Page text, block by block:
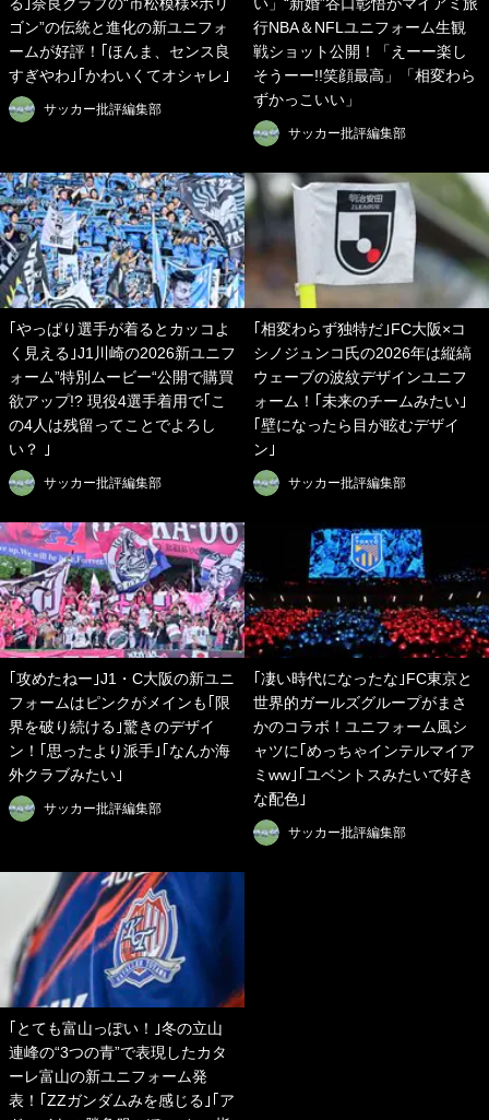
ゴン”の伝統と進化の新ユニフォ
ームが好評！｢ほんま、センス良
すぎやわ｣｢かわいくてオシャレ｣
サッカー批評編集部
行NBA＆NFLユニフォーム生観
戦ショット公開！「えーー楽し
そうーー!!笑顔最高」「相変わら
ずかっこいい」
サッカー批評編集部
｢やっぱり選手が着るとカッコよ
く見える｣J1川崎の2026新ユニフ
ォーム”特別ムービー“公開で購買
欲アップ!? 現役4選手着用で｢こ
の4人は残留ってことでよろし
い？ ｣
サッカー批評編集部
｢相変わらず独特だ｣FC大阪×コ
シノジュンコ氏の2026年は縦縞
ウェーブの波紋デザインユニフ
ォーム！｢未来のチームみたい｣
｢壁になったら目が眩むデザイ
ン｣
サッカー批評編集部
｢攻めたねー｣J1・C大阪の新ユニ
フォームはピンクがメインも｢限
界を破り続ける｣驚きのデザイ
ン！｢思ったより派手｣｢なんか海
外クラブみたい｣
サッカー批評編集部
｢凄い時代になったな｣FC東京と
世界的ガールズグループがまさ
かのコラボ！ユニフォーム風シ
ャツに｢めっちゃインテルマイア
ミww｣｢ユベントスみたいで好き
な配色｣
サッカー批評編集部
｢とても富山っぽい！｣冬の立山
連峰の“3つの青”で表現したカタ
ーレ富山の新ユニフォーム発
表！｢ZZガンダムみを感じる｣｢ア